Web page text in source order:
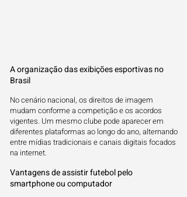
A organização das exibições esportivas no
Brasil
No cenário nacional, os direitos de imagem
mudam conforme a competição e os acordos
vigentes. Um mesmo clube pode aparecer em
diferentes plataformas ao longo do ano, alternando
entre mídias tradicionais e canais digitais focados
na internet.
Vantagens de assistir futebol pelo
smartphone ou computador